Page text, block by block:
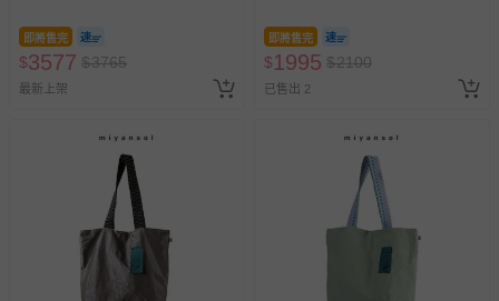
即將售完
$3577 $3765
最新上架
即將售完
$1995 $2100
已售出 2